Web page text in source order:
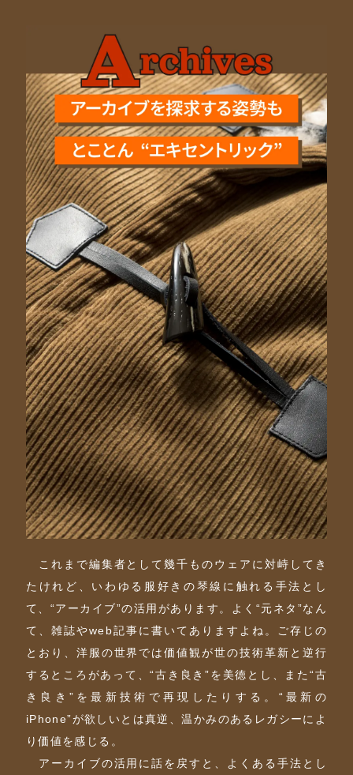
これまで編集者として幾千ものウェアに対峙してき
たけれど、いわゆる服好きの琴線に触れる手法とし
て、“アーカイブ”の活用があります。よく“元ネタ”なん
て、雑誌やweb記事に書いてありますよね。ご存じの
とおり、洋服の世界では価値観が世の技術革新と逆行
するところがあって、“古き良き”を美徳とし、また“古
き良き”を最新技術で再現したりする。“最新の
iPhone”が欲しいとは真逆、温かみのあるレガシーによ
り価値を感じる。
アーカイブの活用に話を戻すと、よくある手法とし